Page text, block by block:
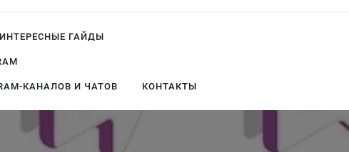
ИНТЕРЕСНЫЕ ГАЙДЫ
КАНАЛОВ И ЧАТОВ КОНТАКТЫ